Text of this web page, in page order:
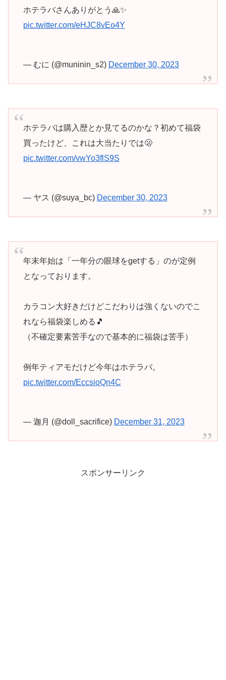
ホテラバさんありがとう🙏✨
pic.twitter.com/eHJC8vEo4Y
— むに (@muninin_s2) December 30, 2023
ホテラバは購入歴とか見てるのかな？初めて福袋
買ったけど、これは大当たりでは🫢
pic.twitter.com/vwYo3flS9S
— ヤス (@suya_bc) December 30, 2023
年末年始は「一年分の眼球をgetする」のが定例
となっております。
カラコン大好きだけどこだわりは強くないのでこ
れなら福袋楽しめる🎵
（不確定要素苦手なので基本的に福袋は苦手）
例年ティアモだけど今年はホテラバ。
pic.twitter.com/EccsioQn4C
— 迦月 (@doll_sacrifice) December 31, 2023
スポンサーリンク